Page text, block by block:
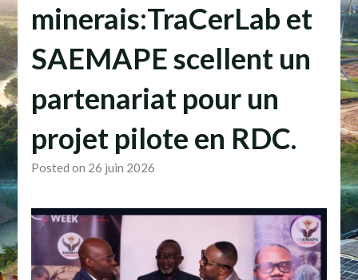
minerais:TraCerLab et
SAEMAPE scellent un
partenariat pour un
projet pilote en RDC.
Posted on 26 juin 2026